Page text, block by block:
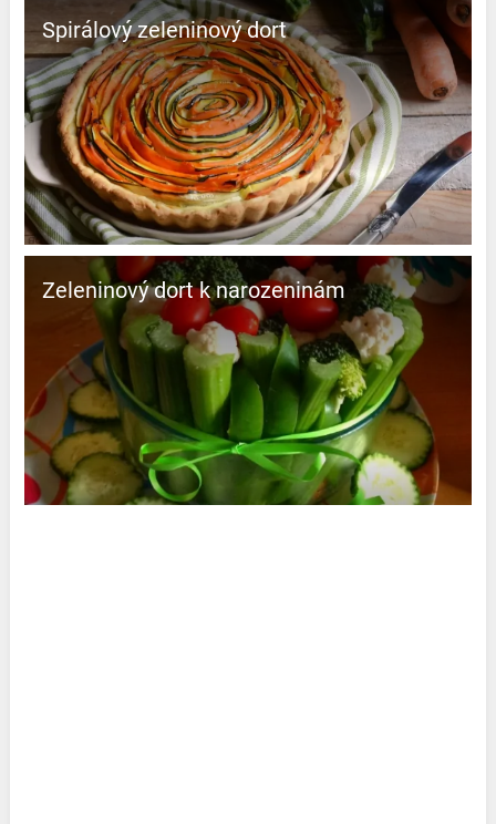
Spirálový zeleninový dort
Zeleninový dort k narozeninám